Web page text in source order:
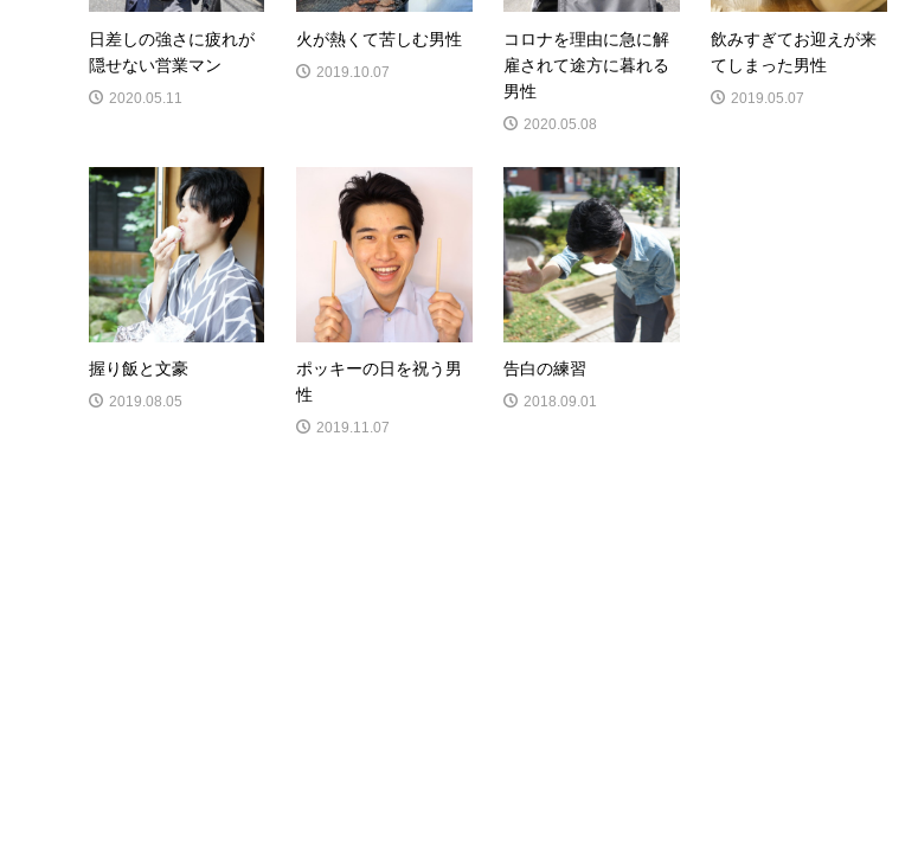
日差しの強さに疲れが
隠せない営業マン
2020.05.11
火が熱くて苦しむ男性
2019.10.07
コロナを理由に急に解
雇されて途方に暮れる
男性
2020.05.08
飲みすぎてお迎えが来
てしまった男性
2019.05.07
握り飯と文豪
2019.08.05
ポッキーの日を祝う男
性
2019.11.07
告白の練習
2018.09.01